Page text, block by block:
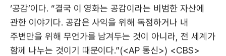
‘공감’이다. “결국 이 영화는 공감이라는 비범한 자산에
관한 이야기다. 공감은 사익을 위해 독점하거나 내
주변만을 위해 무언가를 남겨두는 것이 아니라, 전 세계가
함께 나누는 것이기 때문이다.”(<AP 통신>) <CBS>